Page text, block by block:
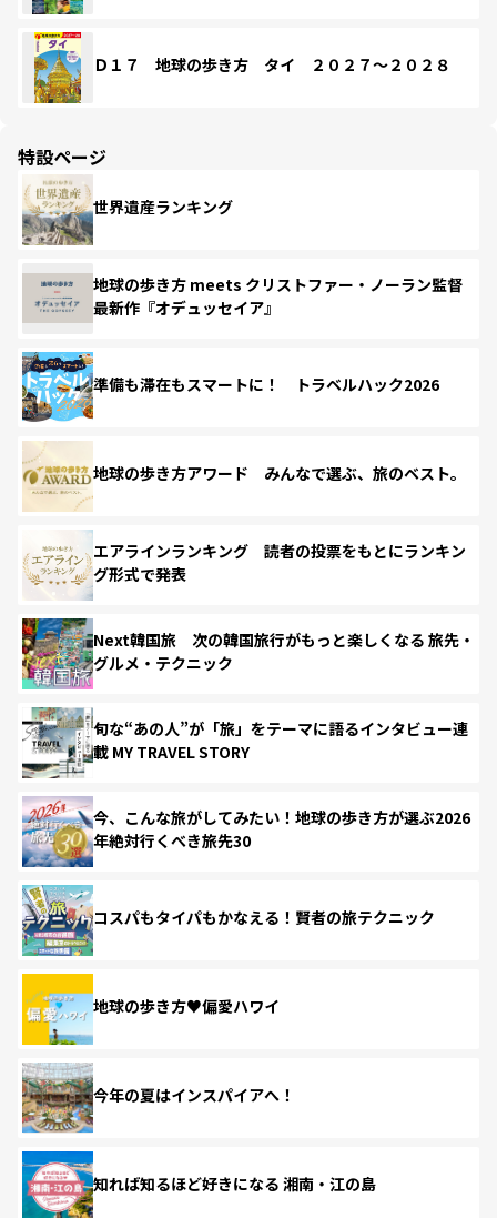
Ｄ１７ 地球の歩き方 タイ ２０２７～２０２８
特設ページ
世界遺産ランキング
地球の歩き方 meets クリストファー・ノーラン監督
最新作『オデュッセイア』
準備も滞在もスマートに！ トラベルハック2026
地球の歩き方アワード みんなで選ぶ、旅のベスト。
エアラインランキング 読者の投票をもとにランキン
グ形式で発表
Next韓国旅 次の韓国旅行がもっと楽しくなる 旅先・
グルメ・テクニック
旬な“あの人”が「旅」をテーマに語るインタビュー連
載 MY TRAVEL STORY
今、こんな旅がしてみたい！地球の歩き方が選ぶ2026
年絶対行くべき旅先30
コスパもタイパもかなえる！賢者の旅テクニック
地球の歩き方♥偏愛ハワイ
今年の夏はインスパイアへ！
知れば知るほど好きになる 湘南・江の島